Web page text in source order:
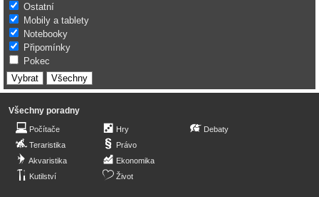
Ostatní
Mobily a tablety
Notebooky
Připomínky
Pokec
Všechny poradny
Počítače
Teraristika
Akvaristika
Kutilství
Hry
Právo
Ekonomika
Život
Debaty